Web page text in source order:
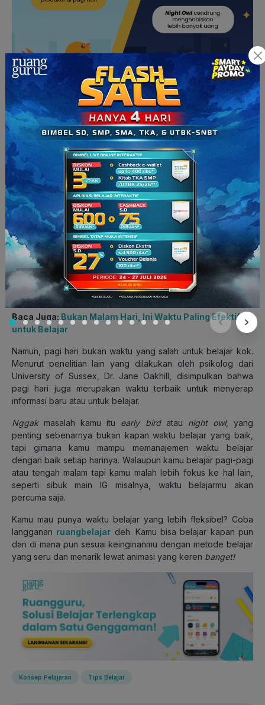
“Waktu terbaik untuk belajar sebenarnya harus dimulai lebih
lambat dari jam kelas di sekolah atau kampus yang biasanya
dimulai pada pagi hari,” kata Mariah Evans, seorang profesor
sosiologi di University of Nevada-Reno yang memimpin studi
ini. Evans menyarankan, waktu optimal untuk belajar baiknya
adalah dimulai dari siang hingga malam.
Baca Juga: Bukan Malam Hari, Ini Waktu Paling Efektif
untuk Belajar
Namun, pagi hari bukan waktu yang salah untuk belajar kok.
Menurut penelitian lain yang dilakukan oleh psikolog dari
University of Sussex, Dr. Jane Oakhill, disimpulkan bahwa
pagi hari juga merupakan waktu terbaik untuk menyerap
informasi baru atau untuk belajar.
Nggakmasalah kamu itu early birdatau night owl, yang
penting sebenarnya bukan kapan waktu belajar yang baik,
tapi gimana kamu mampu memanajemen waktu belajar
dengan baik setiap harinya. Walaupun kamu belajar pagi-pagi
atau tengah malam tapi kamu malah lebih fokus ke hal lain,
seperti sibuk main IG misalnya, waktu belajarmu akan
percuma saja.
Kamu mau punya waktu belajar yang lebih fleksibel? Coba
langganan ruangbelajar deh. Kamu bisa belajar kapan pun
dan di mana pun sesuai keinginanmu dengan metode belajar
yang seru dan menarik lewat animasi yang keren banget!
Konsep Pelajaran Tips Belajar